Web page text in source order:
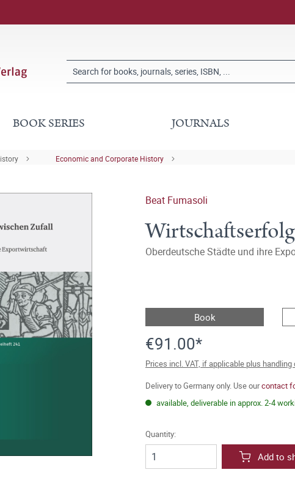
BOOK SERIES JOURNALS
Economic and Corporate History
Beat Fumasoli
Oberdeutsche Städte und ihre
Book
€91.00*
Prices incl. VAT, if applicable plus handling
Delivery to Germany only. Use ourcontact
available, deliverable in approx. 2-4
Quantity:
Add to